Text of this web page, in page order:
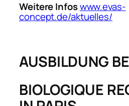
Weitere Infoswww.evas-
concept.de/aktuelles/
AUSBILDUNG
BIOLOGIQUE